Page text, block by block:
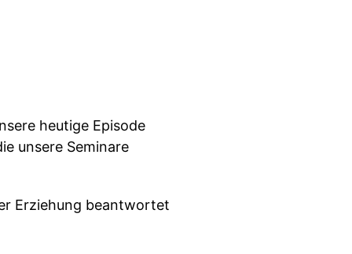
heutige Episode
unsere Seminare
Erziehung beantwortet